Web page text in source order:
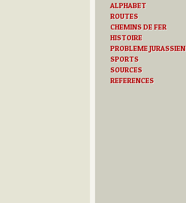
R
S
Sociétés locales
T
U
V
Z
ALPHABET
ROUTES
CHEMINS DE FER
HISTOIRE
PROBLEME JURASSIEN
SPORTS
SOURCES
REFERENCES